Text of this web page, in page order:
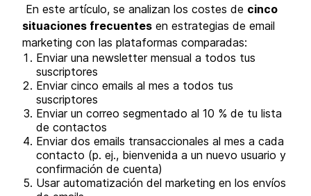
En este artículo, se analizan los costes de cinco
situaciones frecuentes en estrategias de email
marketing con las plataformas comparadas:
Enviar una newsletter mensual a todos tus
suscriptores
Enviar cinco emails al mes a todos tus
suscriptores
Enviar un correo segmentado al 10 % de tu lista
de contactos
Enviar dos emails transaccionales al mes a cada
contacto (p. ej., bienvenida a un nuevo usuario y
confirmación de cuenta)
Usar automatización del marketing en los envíos